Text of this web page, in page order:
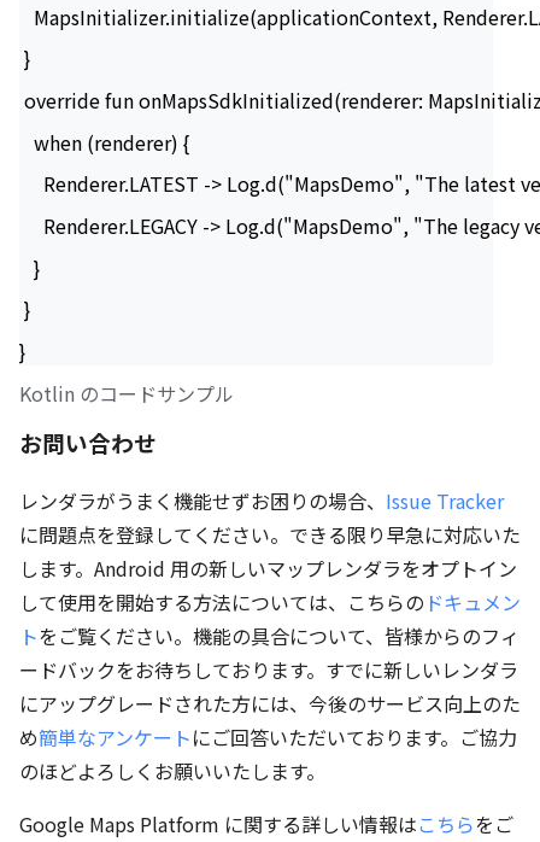
MapsInitializer.initialize(applicationContext,
}
override fun onMapsSdkInitialized(renderer:
when (renderer) {
Renderer.LATEST -> Log.d("MapsDemo", "The latest
Renderer.LEGACY -> Log.d("MapsDemo", "The legacy
}
}
}
Kotlin のコードサンプル
お問い合わせ
レンダラがうまく機能せずお困りの場合、 Issue Tracker
に問題点を登録してください。できる限り早急に対応いた
します。Android 用の新しいマップレンダラをオプトイン
して使用を開始する方法については、こちらの ドキュメン
トをご覧ください。機能の具合について、皆様からのフィ
ードバックをお待ちしております。すでに新しいレンダラ
にアップグレードされた方には、今後のサービス向上のた
め簡単なアンケートにご回答いただいております。ご協力
のほどよろしくお願いいたします。
Google Maps Platform に関する詳しい情報はこちらをご